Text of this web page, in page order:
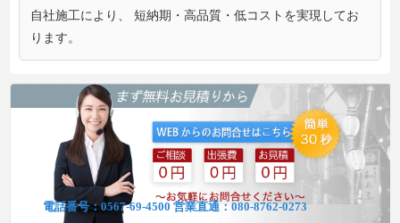
自社施工により、 短納期・高品質・低コストを実現してお
ります。
電話番号：0567-69-4500 営業直通：080-8762-0273